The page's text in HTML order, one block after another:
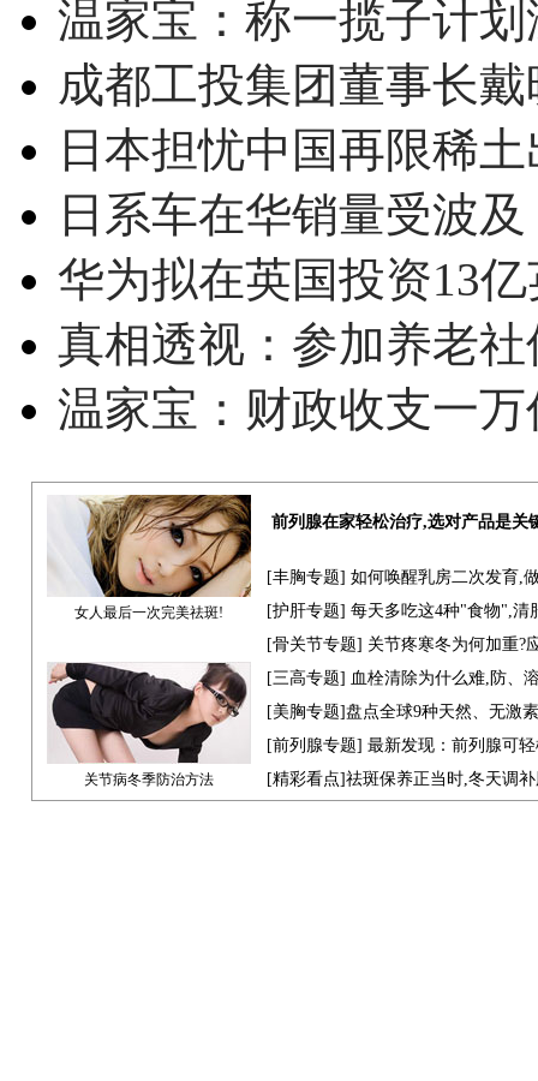
温家宝：称一揽子计
成都工投集团董事长
日本担忧中国再限稀
日系车在华销量受波
华为拟在英国投资13
真相透视：参加养老
温家宝：财政收支一
女人最后一次完美祛斑!
前列腺在家轻松治疗,选对产品是关
[丰胸专题] 如何唤醒乳房二次发育,
[护肝专题] 每天多吃这4种"食物",清
[骨关节专题] 关节疼寒冬为何加重?
关节病冬季防治方法
[三高专题] 血栓清除为什么难,防、
[美胸专题]盘点全球9种天然、无激
[前列腺专题] 最新发现：前列腺可
[精彩看点]祛斑保养正当时,冬天调